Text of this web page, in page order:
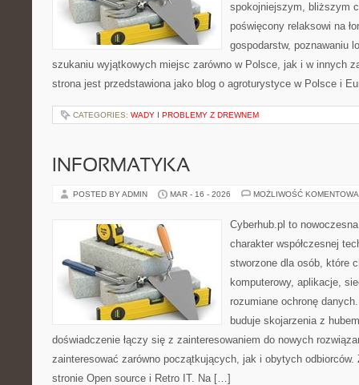
spokojniejszym, bliższym
poświęcony relaksowi na
gospodarstw, poznawaniu
szukaniu wyjątkowych miejsc zarówno w Polsce, jak i w innych
strona jest przedstawiona jako blog o agroturystyce w Polsce i
CATEGORIES: WADY I PROBLEMY Z DREWNEM
INFORMATYKA
POSTED BY ADMIN MAR - 16 - 2026 MOŻLIWOŚĆ
Cyberhub.pl to
charakter współczesnej
stworzone dla osób, które
komputerowy, aplikacje,
rozumiane ochronę
buduje skojarzenia z
doświadczenie łączy się z zainteresowaniem do nowych
zainteresować zarówno początkujących, jak i obytych odbiorców.
stronie Open source i Retro IT. Na […]